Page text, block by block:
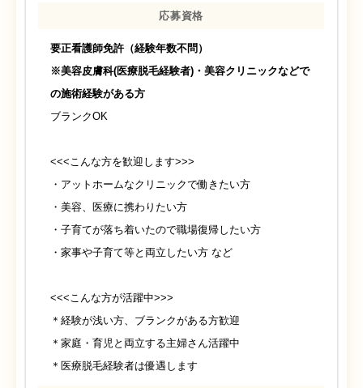
応募資格
要正看護師免許（経験年数不問）
※美容皮膚科(医療脱毛経験者)・美容クリニックなどで
の施術経験がある方
ブランクOK
<<<こんな方を歓迎します>>>
・アットホームなクリニックで働きたい方
・美容、医療に携わりたい方
・子育てが落ち着いたので職場復帰したい方
・家事や子育て等と両立したい方 など
<<<こんな方が活躍中>>>
＊経験が浅い方、ブランクがある方歓迎
＊家庭・育児と両立する主婦さん活躍中
＊医療脱毛経験者は優遇します